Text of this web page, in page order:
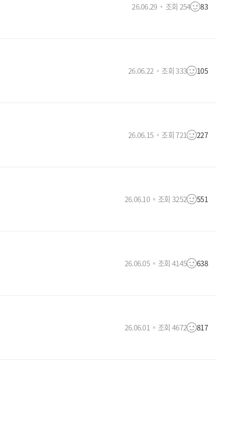
26.06.29 조회 254 83
26.06.22 조회 333 105
26.06.15 조회 721 227
26.06.10 조회 3252 551
26.06.05 조회 4145 638
26.06.01 조회 4672 817